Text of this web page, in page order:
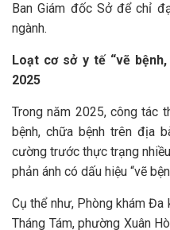
Ban Giám đốc Sở để chỉ
ngành.
Loạt cơ sở y tế “vẽ
2025
Trong năm 2025, công tác
bệnh, chữa bệnh trên địa
cường trước thực trạng
phản ánh có dấu hiệu “vẽ
Cụ thể như, Phòng khám Đa
Tháng Tám, phường Xuân